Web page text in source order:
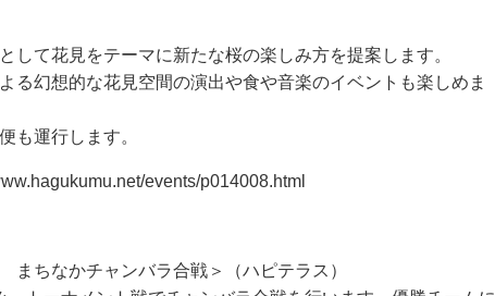
して花見をテーマに新たな桜の楽しみ方を提案します。
る幻想的な花見空間の演出や食や音楽のイベントも楽しめま
も運行します。
events/p014008.html
まちなかチャンバラ合戦＞（ハピテラス）